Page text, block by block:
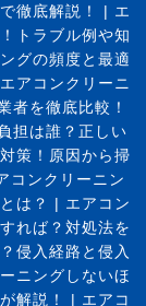
徹底解説！
| エ
トラブル例や知
グの頻度と最適
エアコンクリーニ
者を徹底比較！
担は誰？正しい
策！原因から掃
コンクリーニン
は？
| エアコン
れば？対処法を
侵入経路と侵入
ニングしないほ
解説！
| エアコ